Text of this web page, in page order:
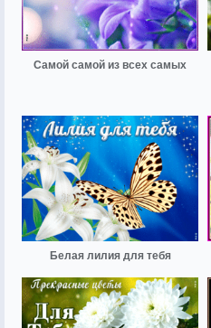
Самой самой из всех самых
Белая лилия для тебя